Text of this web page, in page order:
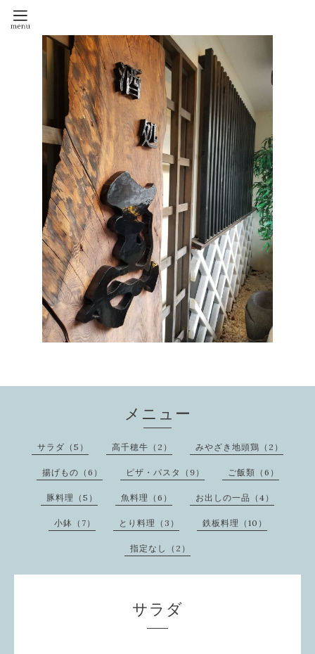
メニュー
サラダ（5） 高千穂牛（2） みやざき地頭鶏（2）
揚げもの（6） ピザ・パスタ（9） ご飯類（6）
豚料理（5） 魚料理（6） お出しの一品（4）
小鉢（7） とり料理（3） 鉄板料理（10）
指定なし（2）
サラダ